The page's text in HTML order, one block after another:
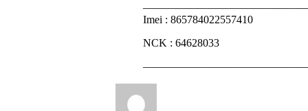
Imei : 865784022557410
NCK : 64628033